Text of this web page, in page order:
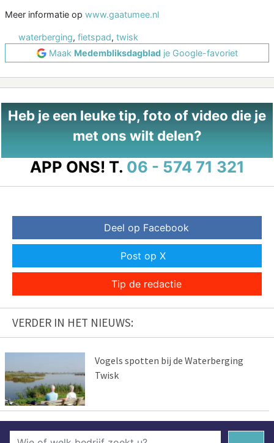
Meer informatie op www.gaatumee.nl
waterberging, fietspad, twisk
Maak Medembliksdagbladje Google-favoriet
Heb je een leuke tip, foto of video die je
met ons wilt delen?
APP ONS! T. 06 - 574 71 321
Deel op Facebook
Post op X
Tip de redactie
VERDER IN HET NIEUWS:
Vogels spotten bij de Waterberging
Twisk